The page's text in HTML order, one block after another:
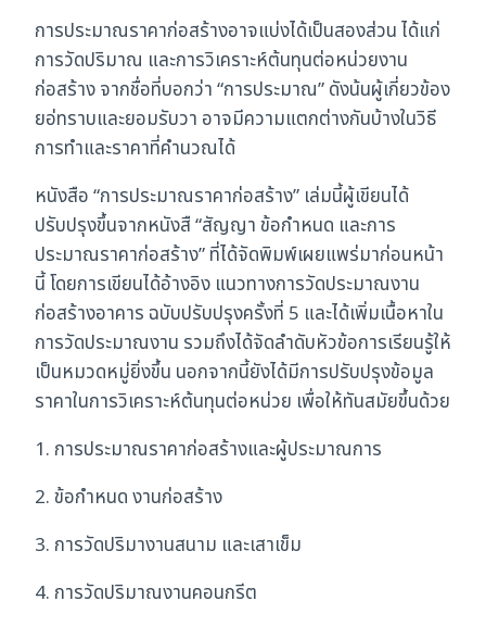
Estimation)
ชิ้น
การประมาณราคาก่อสร้างอาจแบ่งได้เป็นสองส่วน ได้แก่
การวัดปริมาณ และการวิเคราะห์ต้นทุนต่อหน่วยงาน
ก่อสร้าง จากชื่อที่บอกว่า “การประมาณ” ดังน้นผู้เกี่ยวข้อง
ยอ่ทราบและยอมรับวา อาจมีความแตกต่างกันบ้างในวิธี
การทำและราคาที่คำนวณได้
หนังสือ “การประมาณราคาก่อสร้าง” เล่มนี้ผู้เขียนได้
ปรับปรุงขึ้นจากหนังสื “สัญญา ข้อกำหนด และการ
ประมาณราคาก่อสร้าง” ที่ได้จัดพิมพ์เผยแพร่มาก่อนหน้า
นี้ โดยการเขียนได้อ้างอิง แนวทางการวัดประมาณงาน
ก่อสร้างอาคาร ฉบับปรับปรุงครั้งที่ 5 และได้เพิ่มเนื้อหาใน
การวัดประมาณงาน รวมถึงได้จัดลำดับหัวข้อการเรียนรู้ให้
เป็นหมวดหมู่ยิ่งขึ้น นอกจากนี้ยังได้มีการปรับปรุงข้อมูล
ราคาในการวิเคราะห์ต้นทุนต่อหน่วย เพื่อให้ทันสมัยขึ้นด้วย
1. การประมาณราคาก่อสร้างและผู้ประมาณการ
2. ข้อกำหนด งานก่อสร้าง
3. การวัดปริมางานสนาม และเสาเข็ม
4. การวัดปริมาณงานคอนกรีต